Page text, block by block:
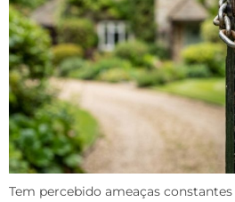
Tem percebido ameaças